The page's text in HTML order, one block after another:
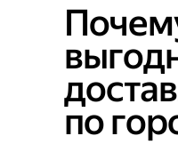
по